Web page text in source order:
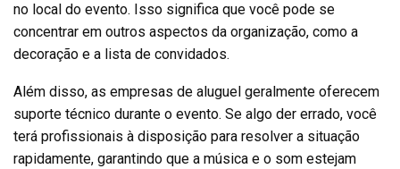
no local do evento. Isso significa que você pode se
concentrar em outros aspectos da organização, como a
decoração e a lista de convidados.
Além disso, as empresas de aluguel geralmente oferecem
suporte técnico durante o evento. Se algo der errado, você
terá profissionais à disposição para resolver a situação
rapidamente, garantindo que a música e o som estejam